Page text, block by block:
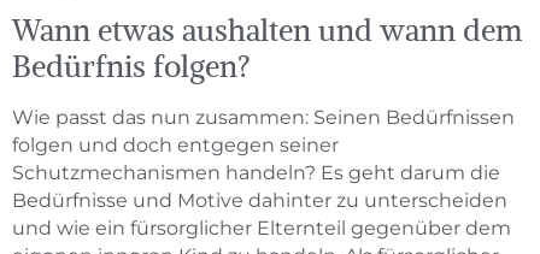
Wann etwas aushalten und wann dem
Bedürfnis folgen?
Wie passt das nun zusammen: Seinen Bedürfnissen
folgen und doch entgegen seiner
Schutzmechanismen handeln? Es geht darum die
Bedürfnisse und Motive dahinter zu unterscheiden
und wie ein fürsorglicher Elternteil gegenüber dem